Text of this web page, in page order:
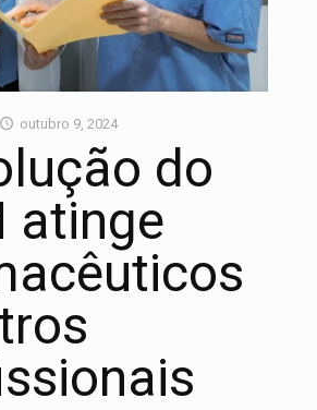
outubro 9, 2024
do
atinge